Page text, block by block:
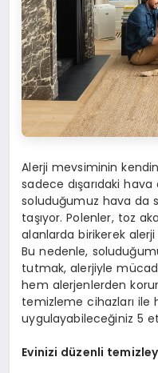
Alerji mevsiminin
sadece dışarıdaki
soluduğumuz hava da
taşıyor. Polenler, toz
alanlarda birikerek
Bu nedenle,
tutmak, alerjiyle
hem alerjenlerden
temizleme cihazları ile
uygulayabileceğiniz 5
Evinizi düzenli